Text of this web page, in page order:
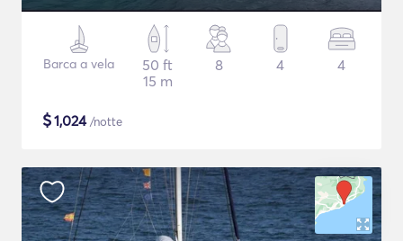
Barca a vela
50 ft
15 m
8 4 4
$1,024/notte